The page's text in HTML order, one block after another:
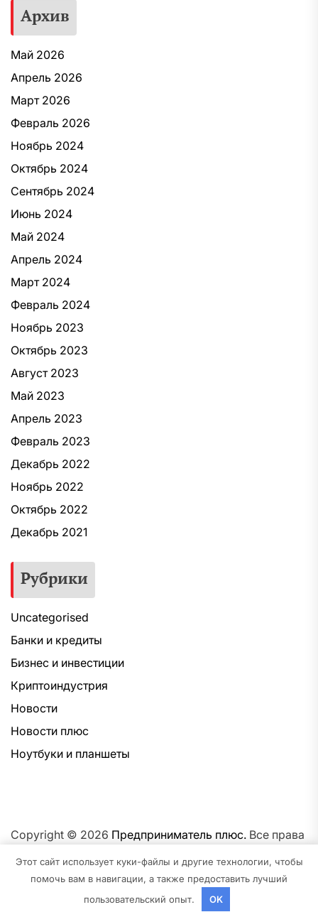
Архив
Май 2026
Апрель 2026
Март 2026
Февраль 2026
Ноябрь 2024
Октябрь 2024
Сентябрь 2024
Июнь 2024
Май 2024
Апрель 2024
Март 2024
Февраль 2024
Ноябрь 2023
Октябрь 2023
Август 2023
Май 2023
Апрель 2023
Февраль 2023
Декабрь 2022
Ноябрь 2022
Октябрь 2022
Декабрь 2021
Рубрики
Uncategorised
Банки и кредиты
Бизнес и инвестиции
Криптоиндустрия
Новости
Новости плюс
Ноутбуки и планшеты
Copyright © 2026 Предприниматель плюс. Все права
платформеWordPress.
Этот сайт использует куки-файлы и другие технологии, чтобы
помочь вам в навигации, а также предоставить лучший
пользовательский опыт.
OK